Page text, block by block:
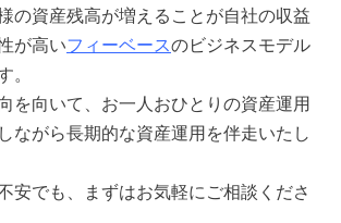
の資産残高が増えることが自社の収益
が高いフィーベースのビジネスモデル
。
を向いて、お一人おひとりの資産運用
ながら長期的な資産運用を伴走いたし
安でも、まずはお気軽にご相談くださ